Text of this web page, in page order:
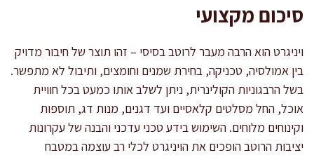
סיכום מקצועי
ויניגרט הוא הרבה מעבר לרוטב בסיסי – זהו תוצר של חיבור מדויק
בין אמולסיה, טכניקה, בחירת שמנים וחומצים, ותיבול לא מתפשר.
בשל הרבגוניות הקולינרית, ניתן לשלב אותו כמעט בכל חוויית
אוכל, החל מסלטים קלאסיים ועד דגנים, מנות דג, תוספות
וקינוחים מלוחים. השימוש בידע טכני עדכני והבנה של עקרונות
יציבות הרוטב הופכים את הויניגרט לכלי רב עוצמה במטבח